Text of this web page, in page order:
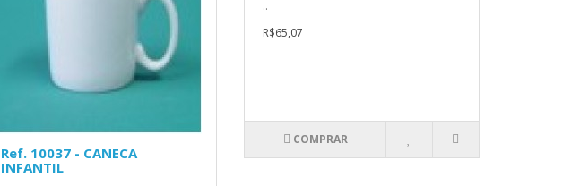
Ref. 10037 - CANECA
INFANTIL
..
R$65,07
COMPRAR